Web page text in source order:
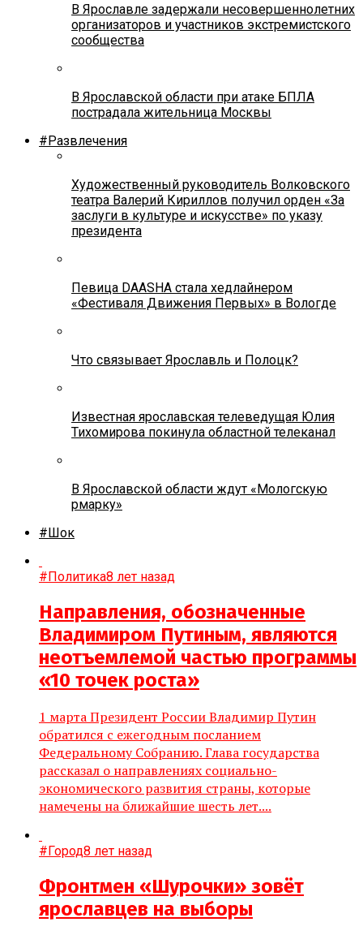
В Ярославле задержали несовершеннолетних
организаторов и участников экстремистского
сообщества
В Ярославской области при атаке БПЛА
пострадала жительница Москвы
#Развлечения
Художественный руководитель Волковского
театра Валерий Кириллов получил орден «За
заслуги в культуре и искусстве» по указу
президента
Певица DAASHA стала хедлайнером
«Фестиваля Движения Первых» в Вологде
Что связывает Ярославль и Полоцк?
Известная ярославская телеведущая Юлия
Тихомирова покинула областной телеканал
В Ярославской области ждут «Мологскую
рмарку»
#Шок
#Политика8 лет назад
Направления, обозначенные
Владимиром Путиным, являются
неотъемлемой частью программы
«10 точек роста»
1 марта Президент России Владимир Путин
обратился с ежегодным посланием
Федеральному Собранию. Глава государства
рассказал о направлениях социально-
экономического развития страны, которые
намечены на ближайшие шесть лет....
#Город8 лет назад
Фронтмен «Шурочки» зовёт
ярославцев на выборы